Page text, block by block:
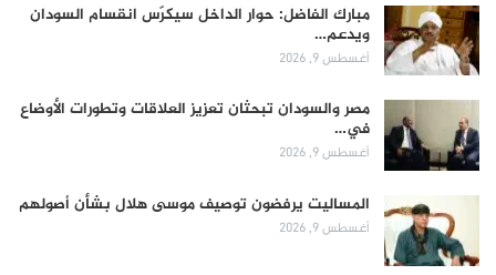
مبارك الفاضل: حوار الداخل سيكرّس انقسام السودان
ويدعم…
أغسطس 9, 2026
مصر والسودان تبحثان تعزيز العلاقات وتطورات الأوضاع
في…
أغسطس 9, 2026
المساليت يرفضون توصيف موسى هلال بشأن أصولهم
أغسطس 9, 2026